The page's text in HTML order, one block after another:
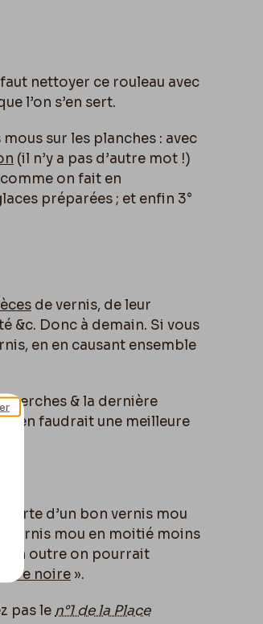
nettoyer ce rouleau avec
l’on s’en sert.
sur les planches : avec
(il n’y a pas d’autre mot !)
on fait en
préparées ; et enfin 3°
de vernis, de leur
&c. Donc à demain. Si vous
en en causant ensemble
& la dernière
il en faudrait une meilleure
d’un bon vernis mou
vernis mou en moitié moins
en outre on pourrait
noire ».
pas le n°1 de la Place